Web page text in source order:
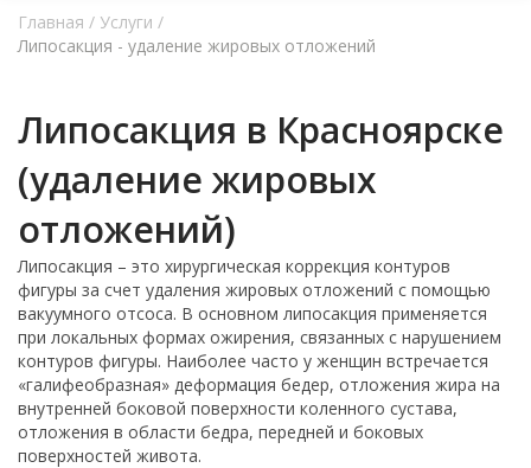
Главная / Услуги /
Липосакция - удаление жировых отложений
Липосакция в Красноярске
(удаление жировых
отложений)
Липосакция – это хирургическая коррекция контуров
фигуры за счет удаления жировых отложений с помощью
вакуумного отсоса. В основном липосакция применяется
при локальных формах ожирения, связанных с нарушением
контуров фигуры. Наиболее часто у женщин встречается
«галифеобразная» деформация бедер, отложения жира на
внутренней боковой поверхности коленного сустава,
отложения в области бедра, передней и боковых
поверхностей живота.